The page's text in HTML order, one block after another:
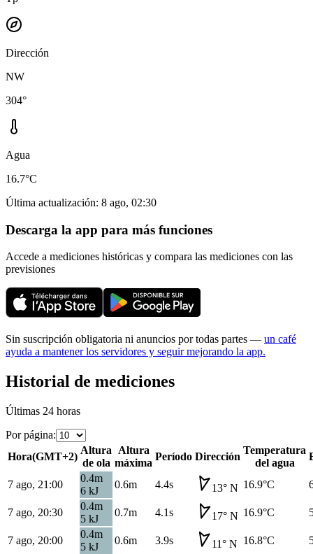
Dirección
NW
304°
Agua
16.7°C
Última actualización: 8 ago, 02:30
Descarga la app para más funciones
Accede a mediciones históricas y compara las mediciones con las
previsiones
Sin suscripción obligatoria ni anuncios por todas partes — un café
ayuda a mantener los servidores y seguir mejorando la app.
Historial de mediciones
Últimas 24 horas
Por página:
Hora(GMT+2)
Altura
de ola
Altura
máxima
Período Dirección
Temperatura
del agua
7 ago, 21:00
0.4m
6 kJ
0.6m 4.4s 13° N 16.9°C
7 ago, 20:30
0.4m
5 kJ
0.7m 4.1s 17° N 16.9°C
7 ago, 20:00
0.4m
5 kJ
0.6m 3.9s 11° N 16.8°C